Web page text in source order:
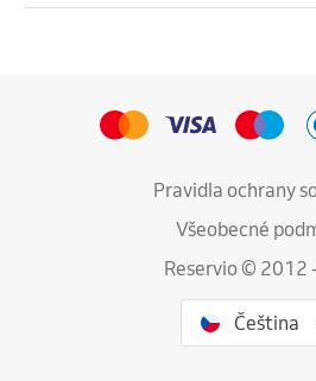
Pravidla ochrany
Všeobecné
Reservio © 2012
Čeština